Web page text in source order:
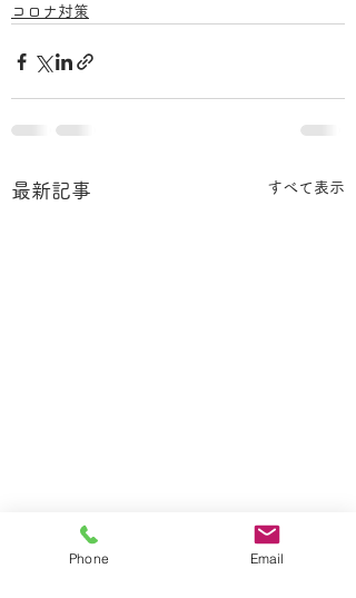
コロナ対策
最新記事 すべて表示
Phone Email